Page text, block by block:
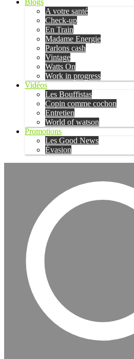
Blogs
A votre santé
Check-up
En Train
Madame Energie
Parlons cash
Vintage
Watts On
Work in progress
Vidéos
Les Bouffistas
Copin comme cochon
Entretien
World of watson
Promotions
Les Good News
Évasion